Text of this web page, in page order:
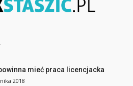
mieć praca licencjacka
2018